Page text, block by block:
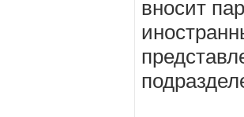
вносит